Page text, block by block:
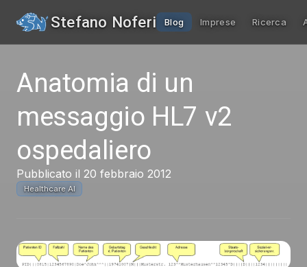
Stefano Noferi Blog Imprese Ricerca
Anatomia di un
messaggio HL7 v2
ospedaliero
Pubblicato il 20 febbraio 2012
Healthcare AI